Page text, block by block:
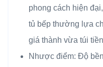
phong cách hiện
tủ bếp thường lựa
giá thành vừa túi
Nhược điểm: Độ